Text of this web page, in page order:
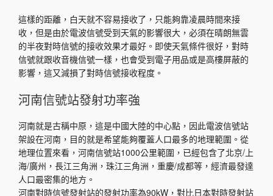
這樣的距離，白天就不容易接收了，只能夠靠凌晨時間來接
收，但是由於電波信號受到天氣的影響很大，必須在晴朗無雲
的半夜對時信號的接收效果才最好。即使天氣條件很好，對時
信號就跟收音機信號一樣，也會受到電子用品或是高樓屏蔽的
影響，這又減損了對時信號接收程度。
河南信號站發射功率強
河南就是古稱中原，這是中國大陸的中心點，因此電波信號站
架設在河南，目的就是希望能夠覆蓋人口最多的地理範圍。從
地理位置來看，河南信號站1000公里範圍，已經包含了北京/上
海/廣州，長江三角洲，珠江三角洲，重慶/成都等，經濟最發達
人口最密集的地方。
河南對時信號發射站的發射功率為90kW，對比日本對時發射站